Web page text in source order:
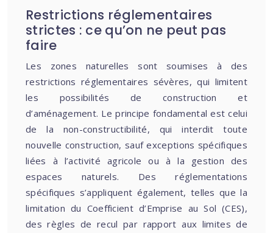
Restrictions réglementaires
strictes : ce qu’on ne peut pas
faire
Les zones naturelles sont soumises à des
restrictions réglementaires sévères, qui limitent
les possibilités de construction et
d’aménagement. Le principe fondamental est celui
de la non-constructibilité, qui interdit toute
nouvelle construction, sauf exceptions spécifiques
liées à l’activité agricole ou à la gestion des
espaces naturels. Des réglementations
spécifiques s’appliquent également, telles que la
limitation du Coefficient d’Emprise au Sol (CES),
des règles de recul par rapport aux limites de